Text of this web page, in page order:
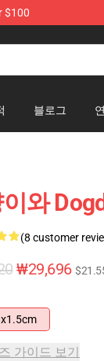
$100
블로그
와
(8 customer
₩29,696
가이드 보기